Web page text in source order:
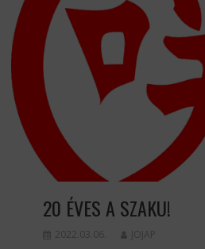
20 ÉVES A SZAKU!
2022.03.06. JOJAP